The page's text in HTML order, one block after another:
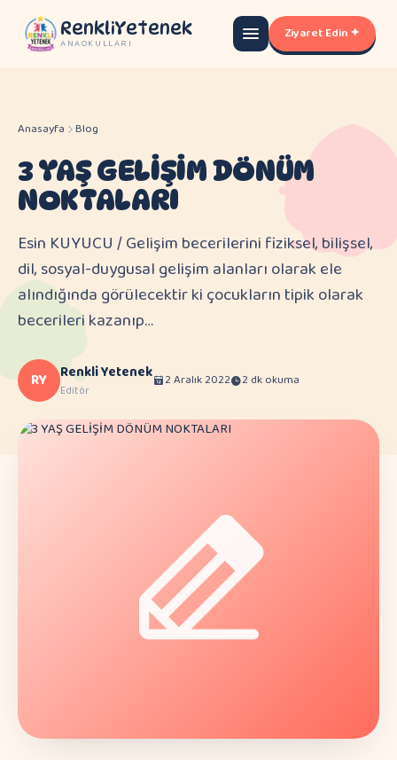
RenkliYetenek
ANAOKULLARI
Ziyaret Edin ✦
Anasayfa Blog
3 YAŞ GELİŞİM DÖNÜM
NOKTALARI
Esin KUYUCU / Gelişim becerilerini fiziksel, bilişsel,
dil, sosyal-duygusal gelişim alanları olarak ele
alındığında görülecektir ki çocukların tipik olarak
becerileri kazanıp…
RY Renkli Yetenek
Editör
2 Aralık 2022 2 dk okuma